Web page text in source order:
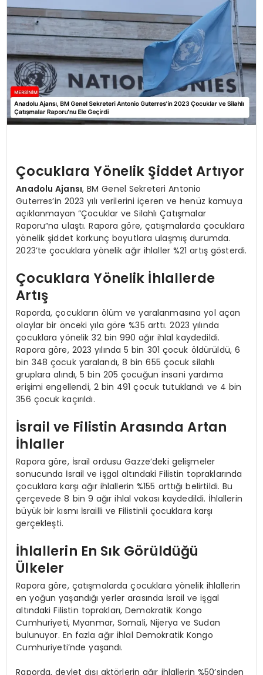
Çocuklara Yönelik Şiddet Artıyor
Anadolu Ajansı, BM Genel Sekreteri Antonio
Guterres’in 2023 yılı verilerini içeren ve henüz kamuya
açıklanmayan “Çocuklar ve Silahlı Çatışmalar
Raporu”na ulaştı. Rapora göre, çatışmalarda çocuklara
yönelik şiddet korkunç boyutlara ulaşmış durumda.
2023’te çocuklara yönelik ağır ihlaller %21 artış gösterdi.
Çocuklara Yönelik İhlallerde
Artış
Raporda, çocukların ölüm ve yaralanmasına yol açan
olaylar bir önceki yıla göre %35 arttı. 2023 yılında
çocuklara yönelik 32 bin 990 ağır ihlal kaydedildi.
Rapora göre, 2023 yılında 5 bin 301 çocuk öldürüldü, 6
bin 348 çocuk yaralandı, 8 bin 655 çocuk silahlı
gruplara alındı, 5 bin 205 çocuğun insani yardıma
erişimi engellendi, 2 bin 491 çocuk tutuklandı ve 4 bin
356 çocuk kaçırıldı.
İsrail ve Filistin Arasında Artan
İhlaller
Rapora göre, İsrail ordusu Gazze’deki gelişmeler
sonucunda İsrail ve işgal altındaki Filistin topraklarında
çocuklara karşı ağır ihlallerin %155 arttığı belirtildi. Bu
çerçevede 8 bin 9 ağır ihlal vakası kaydedildi. İhlallerin
büyük bir kısmı İsrailli ve Filistinli çocuklara karşı
gerçekleşti.
İhlallerin En Sık Görüldüğü
Ülkeler
Rapora göre, çatışmalarda çocuklara yönelik ihlallerin
en yoğun yaşandığı yerler arasında İsrail ve işgal
altındaki Filistin toprakları, Demokratik Kongo
Cumhuriyeti, Myanmar, Somali, Nijerya ve Sudan
bulunuyor. En fazla ağır ihlal Demokratik Kongo
Cumhuriyeti’nde yaşandı.
Raporda, devlet dışı aktörlerin ağır ihlallerin %50’sinden